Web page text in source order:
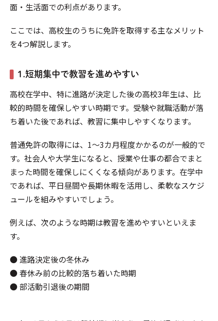
面・生活面での利点があります。
ここでは、高校生のうちに免許を取得する主なメリット
を4つ解説します。
1.短期集中で教習を進めやすい
高校在学中、特に進路が決定した後の高校3年生は、比
較的時間を確保しやすい時期です。受験や就職活動が落
ち着いた後であれば、教習に集中しやすくなります。
普通免許の取得には、1〜3カ月程度かかるのが一般的で
す。社会人や大学生になると、授業や仕事の都合でまと
まった時間を確保しにくくなる傾向があります。在学中
であれば、平日昼間や長期休暇を活用し、柔軟なスケジ
ュールを組みやすいでしょう。
例えば、次のような時期は教習を進めやすいといえま
す。
● 進路決定後の冬休み
● 春休み前の比較的落ち着いた時期
● 部活動引退後の期間